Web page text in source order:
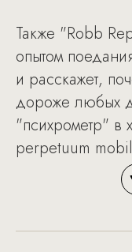
Также "Robb
опытом
и расскажет,
дороже любых
"психрометр" в
perpetuum